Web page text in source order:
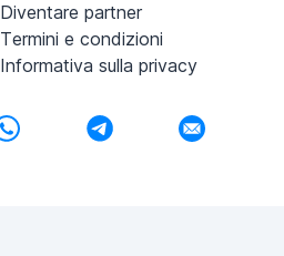
Diventare partner
Termini e condizioni
Informativa sulla privacy